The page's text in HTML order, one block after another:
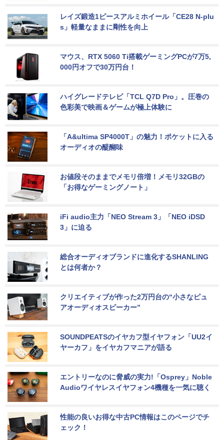
レイズ鍛造1ピースアルミホイール「CE28 N-plu
s」軽量なままに剛性を向上
マウス、RTX 5060 Ti搭載ゲーミングPCが7万5,
000円オフで30万円台！
ハイグレードテレビ「TCL Q7D Pro」。圧巻の
色彩美で映画＆ゲームが極上体験に
「A&ultima SP4000T」の魅力！ポケットに入る
オーディオの醍醐味
お値段そのままでメモリ倍増！メモリ32GBの
「お得なゲーミングノート」
iFi audio主力「NEO Stream 3」「NEO iDSD
3」に迫る
総合オーディオブランドに進化するSHANLING
とは何者か？
クリエイティブが作った2万円台の“小さなピュ
アオーディオスピーカー”
SOUNDPEATSのイヤカフ型イヤフォン「UU2イ
ヤーカフ」をイヤカフマニアが語る
エントリーなのに脅威の実力!「Osprey」Noble
Audioワイヤレスイヤフォン4機種を一気に聴く
性能の良いお得な中古PC情報はこのページでチ
ェック！